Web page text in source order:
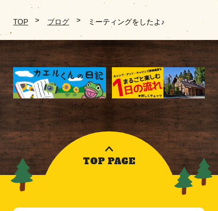
TOP ブログ ミーティングをしたよ♪
TOP PAGE